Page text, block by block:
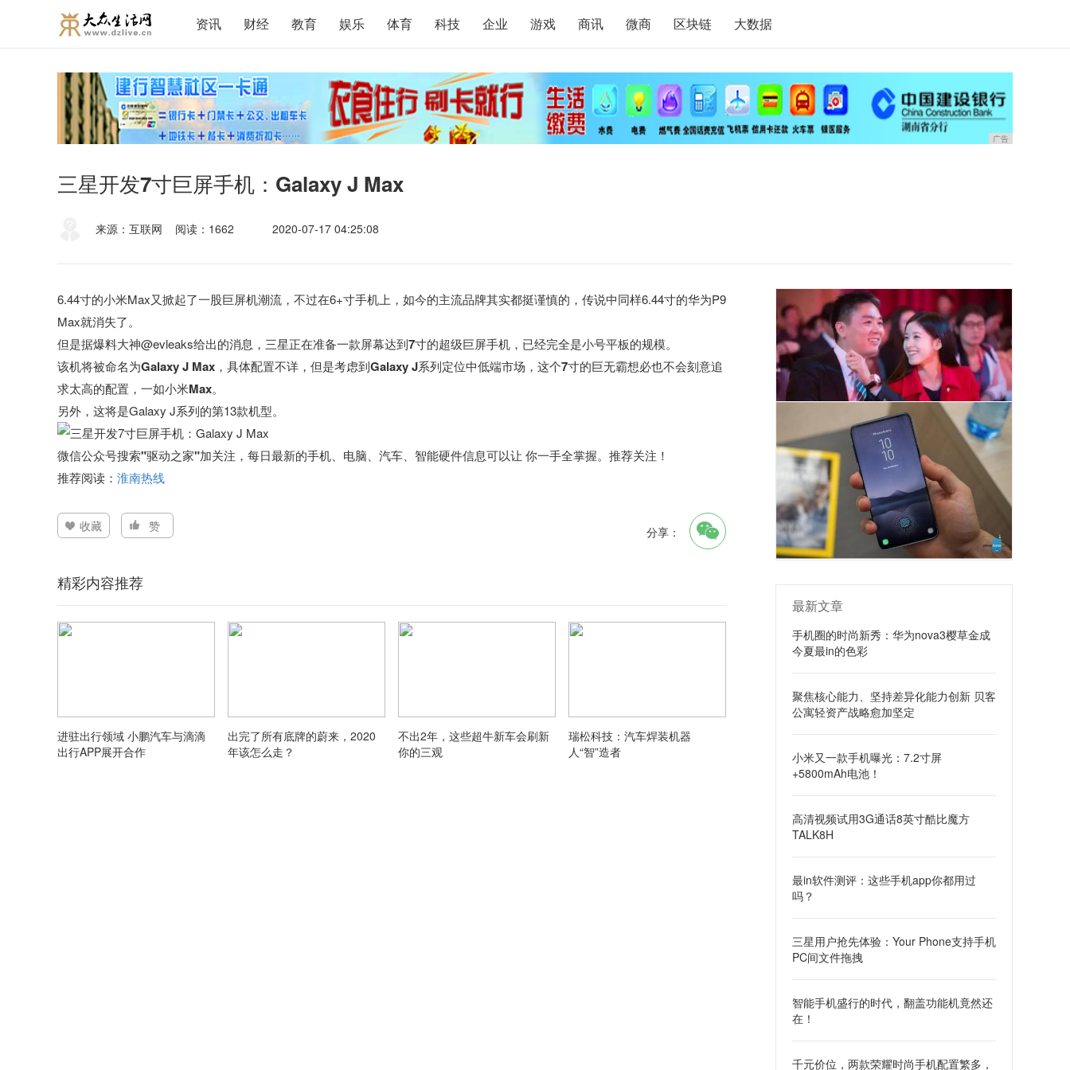
资讯 财经 教育 娱乐 体育 科技 企业 游戏 商讯 微商 区块链 大数据
广告
三星开发7寸巨屏手机：Galaxy J Max
来源：互联网 阅读：1662 2020-07-17 04:25:08
6.44寸的小米Max又掀起了一股巨屏机潮流，不过在6+寸手机上，如今的主流品牌其实都挺谨慎的，传说中同样6.44寸的华为P9
Max就消失了。
但是据爆料大神@evleaks给出的消息， 三星正在准备一款屏幕达到7寸的超级巨屏手机 ，已经完全是小号平板的规模。
该机将被命名为Galaxy J Max ，具体配置不详，但是考虑到Galaxy J系列定位中低端市场，这个7寸的巨无霸想必也不会刻意追
求太高的配置，一如小米Max。
另外，这将是Galaxy J系列的第13款机型。
微信公众号搜索"驱动之家"加关注，每日最新的手机、电脑、汽车、智能硬件信息可以让 你一手全掌握。推荐关注！
推荐阅读： 淮南热线
收藏 赞 分享：
精彩内容推荐
进驻出行领域 小鹏汽车与滴滴
出行APP展开合作
出完了所有底牌的蔚来，2020
年该怎么走？
不出2年，这些超牛新车会刷新
你的三观
瑞松科技：汽车焊装机器
人“智”造者
最新文章
手机圈的时尚新秀：华为nova3樱草金成
今夏最in的色彩
聚焦核心能力、坚持差异化能力创新 贝客
公寓轻资产战略愈加坚定
小米又一款手机曝光：7.2寸屏
+5800mAh电池！
高清视频试用3G通话8英寸酷比魔方
TALK8H
最in软件测评：这些手机app你都用过
吗？
三星用户抢先体验：Your Phone支持手机
PC间文件拖拽
智能手机盛行的时代，翻盖功能机竟然还
在！
千元价位，两款荣耀时尚手机配置繁多，